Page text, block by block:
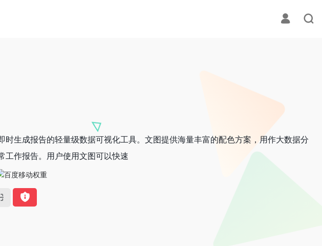
时生成报告的轻量级数据可视化工具。文图提供海量丰富的配色方案，用作大数据分
工作报告。用户使用文图可以快速